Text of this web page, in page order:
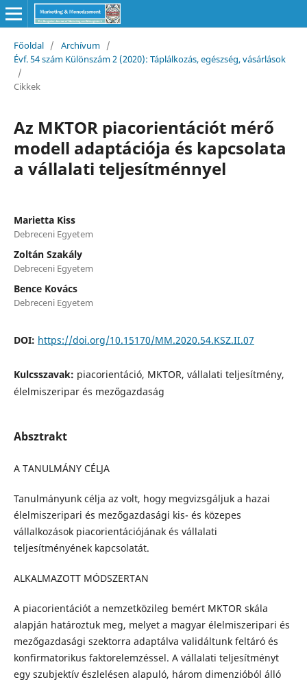
Főoldal / Archívum /
Évf. 54 szám Különszám 2 (2020): Táplálkozás, egészség, vásárlások
/
Cikkek
Az MKTOR piacorientációt mérő
modell adaptációja és kapcsolata
a vállalati teljesítménnyel
Marietta Kiss
Debreceni Egyetem
Zoltán Szakály
Debreceni Egyetem
Bence Kovács
Debreceni Egyetem
DOI: https://doi.org/10.15170/MM.2020.54.KSZ.II.07
Kulcsszavak: piacorientáció, MKTOR, vállalati teljesítmény,
élelmiszeripar és mezőgazdaság
Absztrakt
A TANULMÁNY CÉLJA
Tanulmányunk célja az volt, hogy megvizsgáljuk a hazai
élelmiszeripari és mezőgazdasági kis- és közepes
vállalkozások piacorientációjának és vállalati
teljesítményének kapcsolatát.
ALKALMAZOTT MÓDSZERTAN
A piacorientációt a nemzetközileg bemért MKTOR skála
alapján határoztuk meg, melyet a magyar élelmiszeripari és
mezőgazdasági szektorra adaptálva validáltunk feltáró és
konfirmatorikus faktorelemzéssel. A vállalati teljesítményt
egy szubjektív észlelésen alapuló, három dimenzióból álló